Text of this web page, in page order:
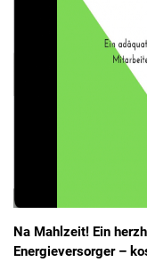
Na Mahlzeit! Ein
Energieversorger –